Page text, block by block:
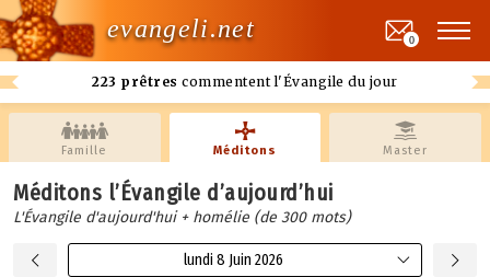
evangeli.net
223 prêtres commentent l'Évangile du jour
0
Famille Méditons Master
Méditons l’Évangile d’aujourd’hui
L'Évangile d'aujourd'hui + homélie (de 300 mots)
lundi 8 Juin 2026